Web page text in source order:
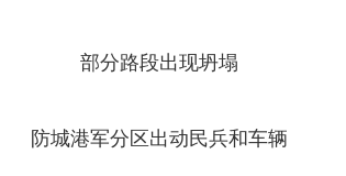
部分路段出现坍塌
防城港军分区出动民兵和车辆